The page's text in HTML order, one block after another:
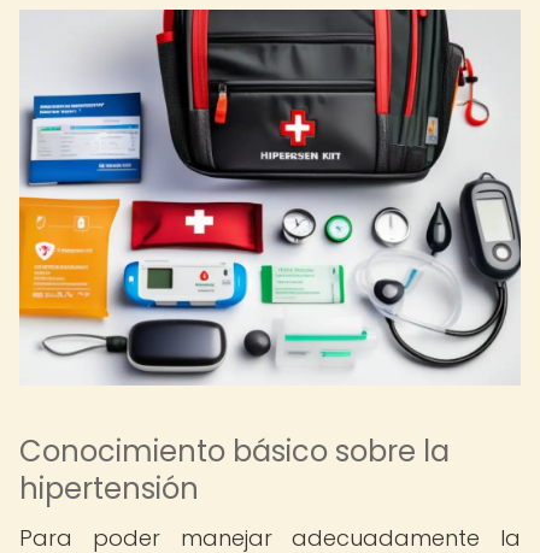
Conocimiento básico sobre la
hipertensión
Para poder manejar adecuadamente la